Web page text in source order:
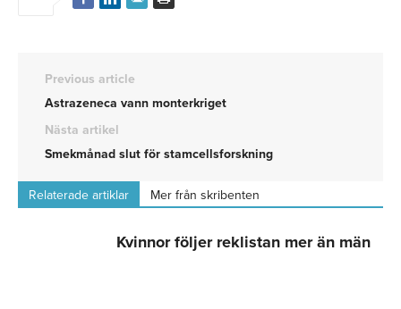
Previous article
Astrazeneca vann monterkriget
Nästa artikel
Smekmånad slut för stamcellsforskning
Relaterade artiklar Mer från skribenten
Kvinnor följer reklistan mer än män